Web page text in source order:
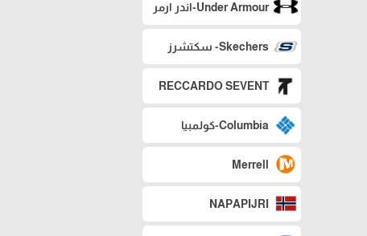
Under Armour-اندر ارمر
Skechers- سكتشرز
RECCARDO SEVENT
Columbia-كولمبيا
Merrell
NAPAPIJRI